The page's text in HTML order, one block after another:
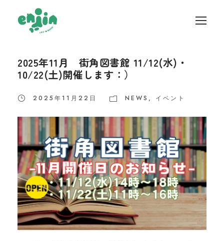
2025年11月 街角図書館 11/12(水)・
10/22(土)開催します：）
2025年11月22日 NEWS , イベント